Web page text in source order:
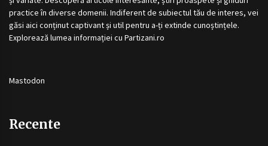
practice în diverse domenii. Indiferent de subiectul tău de interes, vei
găsi aici conținut captivant și util pentru a-ți extinde cunoștințele.
Explorează lumea informației cu Partizani.ro
Mastodon
Recente